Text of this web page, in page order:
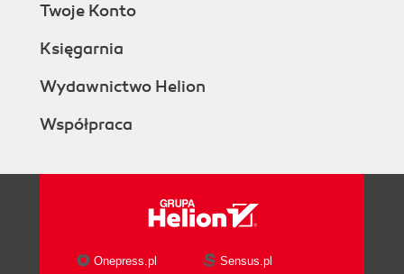
Twoje Konto
Księgarnia
Wydawnictwo Helion
Współpraca
Onepress.pl
Sensus.pl